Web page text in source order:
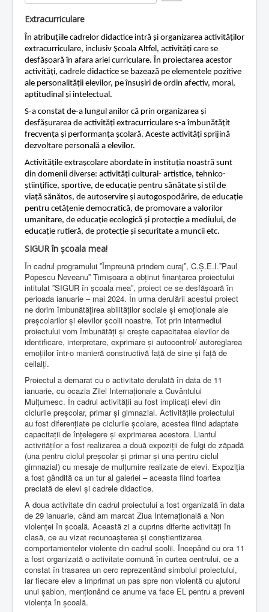
Contact
Lectii e-learning
Resurse-educationale
e
r
R
a
t
i
n
g
:
1
/
Rate
Extracurriculare
În atribuțiile cadrelor didactice intră și organizarea activităților
extracurriculare, inclusiv Școala Altfel, activități care se
desfășoară în afara ariei curriculare. În proiectarea acestor
activități, cadrele didactice se bazează pe elementele pozitive
ale personalității elevilor, pe însușiri de ordin afectiv, moral,
aptitudinal și intelectual.
S-a constat de-a lungul anilor că prin organizarea și
desfășurarea de activități extracurriculare s-a îmbunătățit
frecvența și performanța școlară. Aceste activități sprijină
dezvoltare personală a elevilor.
Activitățile extrașcolare abordate în instituția noastră sunt
din domenii diverse: activități cultural- artistice, tehnico-
științifice, sportive, de educație pentru sănătate și stil de
viață sănătos, de autoservire și autogospodărire, de educație
pentru cetățenie democratică, de promovare a valorilor
umanitare, de educație ecologică și protecție a mediului, de
educație rutieră, de protecție și securitate a muncii etc.
SIGUR în școala mea!
În cadrul programului ˮÎmpreună prindem curajˮ, C.Ș.E.I.ˮPaul
Popescu Neveanuˮ Timișoara a obținut finanțarea proiectului
intitulat ˮSIGUR în școala meaˮ, proiect ce se desfășoară în
perioada ianuarie – mai 2024. În urma derulării acestui proiect
ne dorim îmbunătățirea abilităților sociale și emoționale ale
preșcolarilor și elevilor școlii noastre. Tot prin intermediul
proiectului vom îmbunătăți și crește capacitatea elevilor de
identificare, interpretare, exprimare și autocontrol/ autoreglarea
emoțiilor într-o manieră constructivă față de sine și față de
ceilalți.
Proiectul a demarat cu o activitate derulată în data de 11
ianuarie, cu ocazia Zilei Internaționale a Cuvântului
Mulțumesc. În cadrul activității au fost implicați elevi din
ciclurile preșcolar, primar și gimnazial. Activitățile proiectului
au fost diferențiate pe ciclurile școlare, acestea fiind adaptate
capacitații de înțelegere și exprimarea acestora. Liantul
activităților a fost realizarea a două expoziții de fulgi de zăpadă
(una pentru ciclul preșcolar și primar și una pentru ciclul
gimnazial) cu mesaje de mulțumire realizate de elevi. Expoziția
a fost gândită ca un tur al galeriei – aceasta fiind foartea
preciată de elevi și cadrele didactice.
A doua activitate din cadrul proiectului a fost organizată în data
de 29 ianuarie, când am marcat Ziua Internațională a Non
violenței în școală. Această zi a cuprins diferite activități în
clasă, ce au vizat recunoașterea și conștientizarea
comportamentelor violente din cadrul școlii. Începând cu ora 11
a fost organizată o activitate comună în curtea centrului, ce a
constat în trasarea un cerc reprezentând simbolul proiectului,
iar fiecare elev a imprimat un pas spre non violentă cu ajutorul
unui șablon, menționând ce anume va face EL pentru a preveni
violența în școală.